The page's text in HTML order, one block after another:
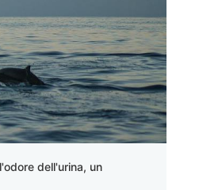
dell'urina, un